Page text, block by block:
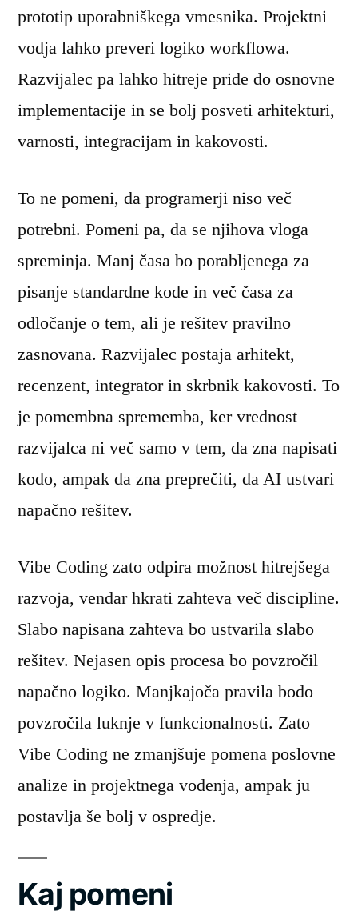
prototip uporabniškega vmesnika. Projektni
vodja lahko preveri logiko workflowa.
Razvijalec pa lahko hitreje pride do osnovne
implementacije in se bolj posveti arhitekturi,
varnosti, integracijam in kakovosti.
To ne pomeni, da programerji niso več
potrebni. Pomeni pa, da se njihova vloga
spreminja. Manj časa bo porabljenega za
pisanje standardne kode in več časa za
odločanje o tem, ali je rešitev pravilno
zasnovana. Razvijalec postaja arhitekt,
recenzent, integrator in skrbnik kakovosti. To
je pomembna sprememba, ker vrednost
razvijalca ni več samo v tem, da zna napisati
kodo, ampak da zna preprečiti, da AI ustvari
napačno rešitev.
Vibe Coding zato odpira možnost hitrejšega
razvoja, vendar hkrati zahteva več discipline.
Slabo napisana zahteva bo ustvarila slabo
rešitev. Nejasen opis procesa bo povzročil
napačno logiko. Manjkajoča pravila bodo
povzročila luknje v funkcionalnosti. Zato
Vibe Coding ne zmanjšuje pomena poslovne
analize in projektnega vodenja, ampak ju
postavlja še bolj v ospredje.
Kaj pomeni